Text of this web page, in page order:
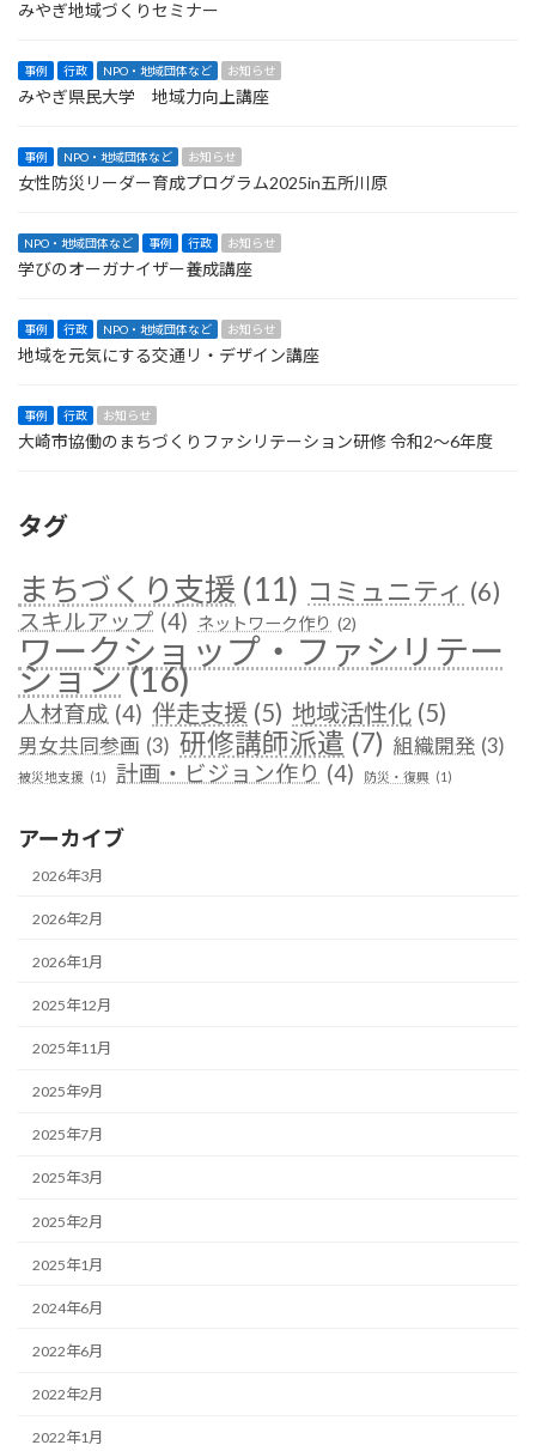
みやぎ地域づくりセミナー
事例 行政 NPO・地域団体など お知らせ
みやぎ県民大学 地域力向上講座
事例 NPO・地域団体など お知らせ
女性防災リーダー育成プログラム2025in五所川原
NPO・地域団体など 事例 行政 お知らせ
学びのオーガナイザー養成講座
事例 行政 NPO・地域団体など お知らせ
地域を元気にする交通リ・デザイン講座
事例 行政 お知らせ
大崎市協働のまちづくりファシリテーション研修 令和2〜6年度
タグ
まちづくり支援 (11) コミュニティ (6)
スキルアップ (4) ネットワーク作り (2)
ワークショップ・ファシリテー
ション (16)
人材育成 (4) 伴走支援 (5) 地域活性化 (5)
男女共同参画 (3) 研修講師派遣 (7) 組織開発 (3)
被災地支援 (1) 計画・ビジョン作り (4) 防災・復興 (1)
アーカイブ
2026年3月
2026年2月
2026年1月
2025年12月
2025年11月
2025年9月
2025年7月
2025年3月
2025年2月
2025年1月
2024年6月
2022年6月
2022年2月
2022年1月